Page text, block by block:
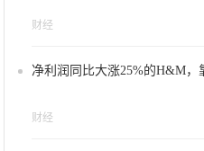
财经
净利润同比大涨25%的H&M，
财经